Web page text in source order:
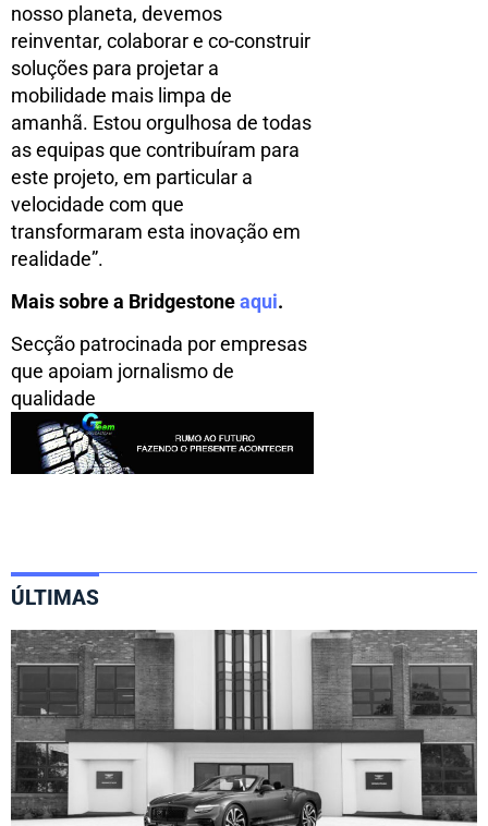
nosso planeta, devemos
reinventar, colaborar e co-construir
soluções para projetar a
mobilidade mais limpa de
amanhã. Estou orgulhosa de todas
as equipas que contribuíram para
este projeto, em particular a
velocidade com que
transformaram esta inovação em
realidade”.
Mais sobre a Bridgestoneaqui.
Secção patrocinada por empresas
que apoiam jornalismo de
qualidade
ÚLTIMAS